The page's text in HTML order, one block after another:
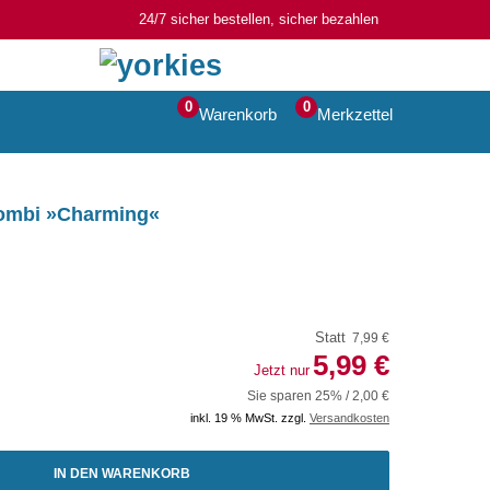
24/7 sicher bestellen, sicher bezahlen
0 Merkzettel
0 Warenkorb
»Charming«
Statt 7,99 €
Jetzt nur 5,99 €
Sie sparen 25% / 2,00 €
inkl. 19 % MwSt. zzgl. Versandkosten
IN DEN WARENKORB